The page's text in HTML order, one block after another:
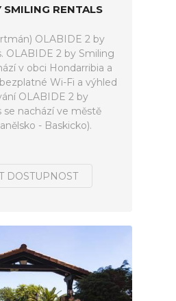
SMILING RENTALS
OLABIDE 2 by
OLABIDE 2 by Smiling
v obci Hondarribia a
Wi-Fi a výhled
OLABIDE 2 by
se nachází ve městě
- Baskicko).
DOSTUPNOST